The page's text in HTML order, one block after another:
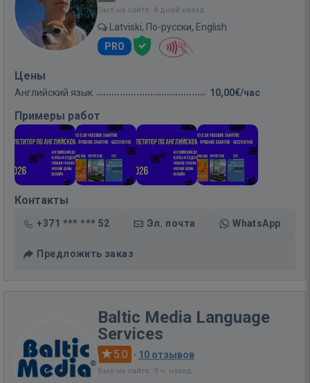
Был на сайте: 4 дней назад
Latviski, По-русски, English
PRO
Цены
Английский язык 10,00€/час
Примеры работ
Контакты
+371 *** *** 52 Эл. почта WhatsApp
Предложить заказ
Baltic Media Language
Services
5.0 · 10 отзывов
Был на сайте: 9 ч. назад